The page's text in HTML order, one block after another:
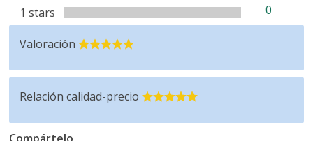
1 stars
0
Valoración
Relación calidad-precio